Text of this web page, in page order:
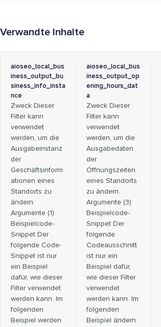
Verwandte Inhalte
aioseo_local_bus
iness_output_bu
siness_info_insta
nce
Zweck Dieser
Filter kann
verwendet
werden, um die
Ausgabeinstanz
der
Geschäftsinform
ationen eines
Standorts zu
ändern.
Argumente (1)
Beispielcode-
Snippet Der
folgende Code-
Snippet ist nur
ein Beispiel
dafür, wie dieser
Filter verwendet
werden kann. Im
folgenden
Beispiel werden
aioseo_local_bus
iness_output_op
ening_hours_dat
a
Zweck Dieser
Filter kann
verwendet
werden, um die
Ausgabedaten
der
Öffnungszeiten
eines Standorts
zu ändern.
Argumente (3)
Beispielcode-
Snippet Der
folgende
Codeausschnitt
ist nur ein
Beispiel dafür,
wie dieser Filter
verwendet
werden kann. Im
folgenden
Beispiel ändern